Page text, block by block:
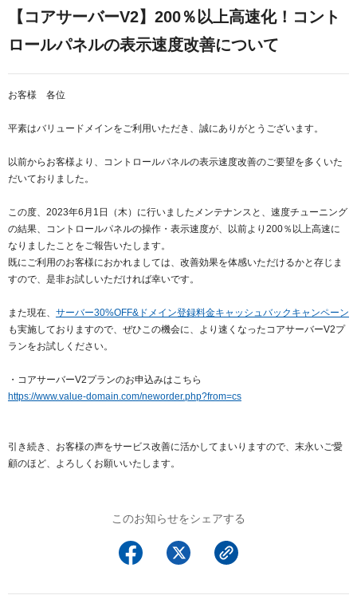
.jpドメインオークション
gTLDオークション
WHOIS検索
Oneレンタルサーバー
サイトロック
紹介制度
バリュードメインAPI
ドメイン・ホスティングOEM
Value Domain Analyzer
Value AI Writer
お知らせ サポート
マニュアル ライブチャット
お問い合わせ
Value Domainにログイン
外部サービスでの登録が一部未対応（Google等）
おすすめ One レンタルサーバーを含む最新の機能を使う方
Value Domain Oneにログイン
GMO ID Amazon
※AmazonはValue Domain Oneのログイン画面へ遷移します
Value Domainユーザー登録
外部サービスでの登録が一部未対応（Google等）
おすすめ One レンタルサーバーを含む最新の機能を使う方
Value Domain Oneアカウント作成
Google Yahoo!
GMO ID Amazon
【コアサーバーV2】200％以上高速化！コント
ロールパネルの表示速度改善について
お客様 各位
平素はバリュードメインをご利用いただき、誠にありがとうございます。
以前からお客様より、コントロールパネルの表示速度改善のご要望を多くいた
だいておりました。
この度、2023年6月1日（木）に行いましたメンテナンスと、速度チューニング
の結果、コントロールパネルの操作・表示速度が、以前より200％以上高速に
なりましたことをご報告いたします。
既にご利用のお客様におかれましては、改善効果を体感いただけるかと存じま
すので、是非お試しいただければ幸いです。
また現在、 サーバー30%OFF&ドメイン登録料金キャッシュバックキャンペーン
も実施しておりますので、ぜひこの機会に、より速くなったコアサーバーV2プ
ランをお試しください。
・コアサーバーV2プランのお申込みはこちら
https://www.value-domain.com/neworder.php?from=cs
引き続き、お客様の声をサービス改善に活かしてまいりますので、末永いご愛
顧のほど、よろしくお願いいたします。
このお知らせをシェアする